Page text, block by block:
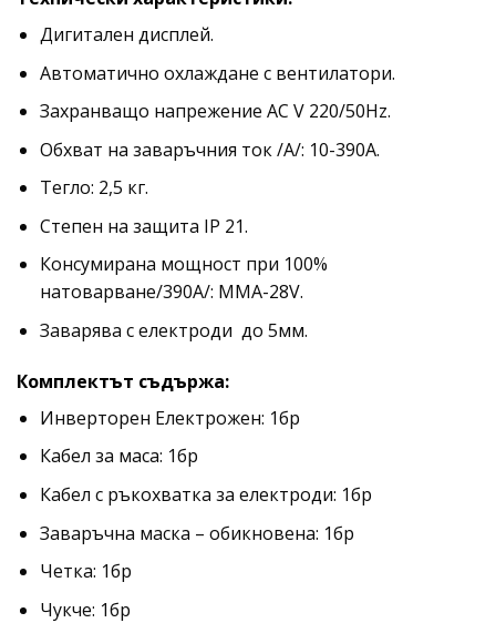
Дигитален дисплей.
Автоматично охлаждане с вентилатори.
Захранващо напрежение AC V 220/50Hz.
Обхват на заваръчния ток /А/: 10-390А.
Тегло: 2,5 кг.
Степен на защита IP 21.
Консумирана мощност при 100%
натоварване/390А/: ММА-28V.
Заварява с електроди до 5мм.
Комплектът съдържа:
Инверторен Електрожен: 1бр
Кабел за маса: 1бр
Кабел с ръкохватка за електроди: 1бр
Заваръчна маска – обикновена: 1бр
Четка: 1бр
Чукче: 1бр